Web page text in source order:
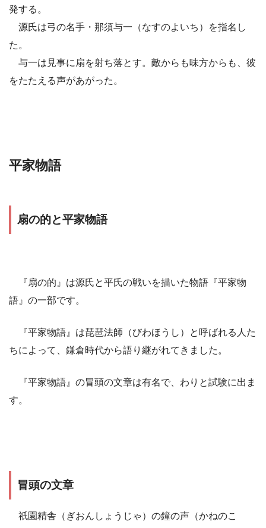
発する。
源氏は弓の名手・那須与一（なすのよいち）を指名し
た。
与一は見事に扇を射ち落とす。敵からも味方からも、彼
をたたえる声があがった。
平家物語
扇の的と平家物語
『扇の的』は源氏と平氏の戦いを描いた物語『平家物
語』の一部です。
『平家物語』は琵琶法師（びわほうし）と呼ばれる人た
ちによって、鎌倉時代から語り継がれてきました。
『平家物語』の冒頭の文章は有名で、わりと試験に出ま
す。
冒頭の文章
祇園精舎（ぎおんしょうじゃ）の鐘の声（かねのこ